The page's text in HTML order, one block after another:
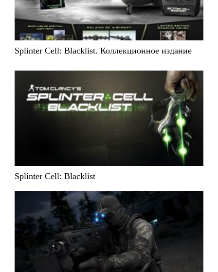
Splinter Cell: Blacklist. Коллекционное издание
Splinter Cell: Blacklist